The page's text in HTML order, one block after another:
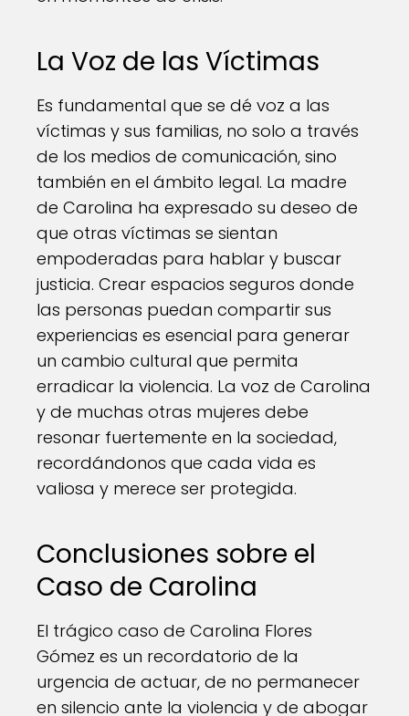
La Voz de las Víctimas
Es fundamental que se dé voz a las
víctimas y sus familias, no solo a través
de los medios de comunicación, sino
también en el ámbito legal. La madre
de Carolina ha expresado su deseo de
que otras víctimas se sientan
empoderadas para hablar y buscar
justicia. Crear espacios seguros donde
las personas puedan compartir sus
experiencias es esencial para generar
un cambio cultural que permita
erradicar la violencia. La voz de Carolina
y de muchas otras mujeres debe
resonar fuertemente en la sociedad,
recordándonos que cada vida es
valiosa y merece ser protegida.
Conclusiones sobre el
Caso de Carolina
El trágico caso de Carolina Flores
Gómez es un recordatorio de la
urgencia de actuar, de no permanecer
en silencio ante la violencia y de abogar